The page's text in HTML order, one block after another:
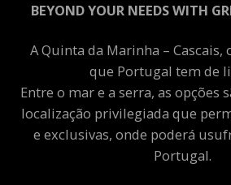
BEYOND YOUR NEEDS WITH
A Quinta da Marinha –
que Portugal tem de
Entre o mar e a serra, as opções
localização privilegiada que
e exclusivas, onde poderá
Portugal.